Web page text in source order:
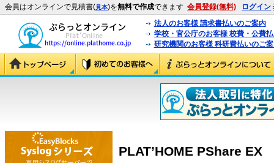
会員はオンラインで見積書(見本)を無料で作成できます 会員登録(無料) ログイン
法人のお客様 請求書払いのご案内
学校・官公庁のお客様 校費・公費
研究機関のお客様 科研費払いのご
PLAT’HOME PShare EX